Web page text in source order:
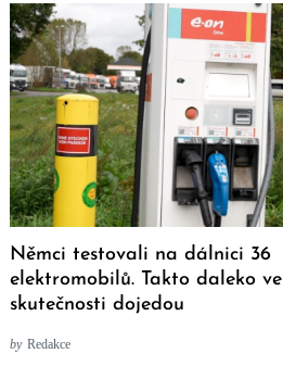
Němci testovali na dálnici 36
elektromobilů. Takto daleko ve
skutečnosti dojedou
by Redakce